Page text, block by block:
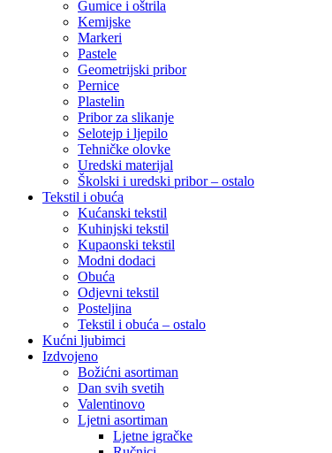
Gumice i oštrila
Kemijske
Markeri
Pastele
Geometrijski pribor
Pernice
Plastelin
Pribor za slikanje
Selotejp i ljepilo
Tehničke olovke
Uredski materijal
Školski i uredski pribor – ostalo
Tekstil i obuća
Kućanski tekstil
Kuhinjski tekstil
Kupaonski tekstil
Modni dodaci
Obuća
Odjevni tekstil
Posteljina
Tekstil i obuća – ostalo
Kućni ljubimci
Izdvojeno
Božićni asortiman
Dan svih svetih
Valentinovo
Ljetni asortiman
Ljetne igračke